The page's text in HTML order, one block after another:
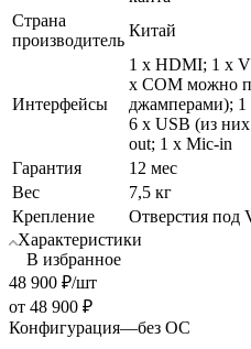
Страна
производитель
Китай
Интерфейсы
1 х HDMI; 1 х
х COM можно
джамперами); 1
6 х USB (из
out; 1 х Mic-in
Гарантия
12 мес
Вес
7,5 кг
Крепление
Отверстия под
Характеристики
В избранное
48 900 ₽/шт
от 48 900 ₽
Конфигурация—без ОС